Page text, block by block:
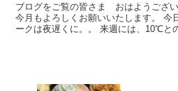
ブログをご覧の皆さま おはようございます。 2月に入り
今月もよろしくお願いいたします。 今日は、晴れのち雨、、♪ 雪マ
ークは夜遅くに。。 来週に